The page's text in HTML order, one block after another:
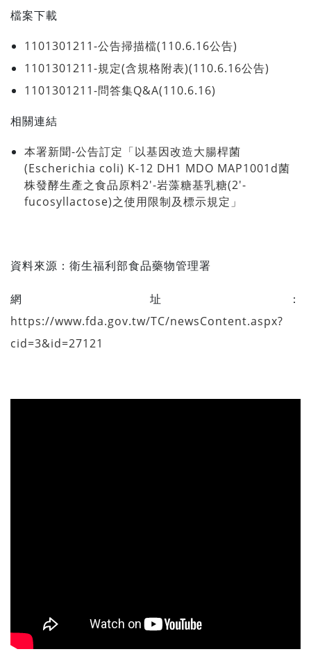
檔案下載
1101301211-公告掃描檔(110.6.16公告)
1101301211-規定(含規格附表)(110.6.16公告)
1101301211-問答集Q&A(110.6.16)
相關連結
本署新聞-公告訂定「以基因改造大腸桿菌
(Escherichia coli) K-12 DH1 MDO MAP1001d菌
株發酵生產之食品原料2′-岩藻糖基乳糖(2′-
fucosyllactose)之使用限制及標示規定」
資料來源： 衛生福利部食品藥物管理署
網址：
https://www.fda.gov.tw/TC/newsContent.aspx?
cid=3&id=27121